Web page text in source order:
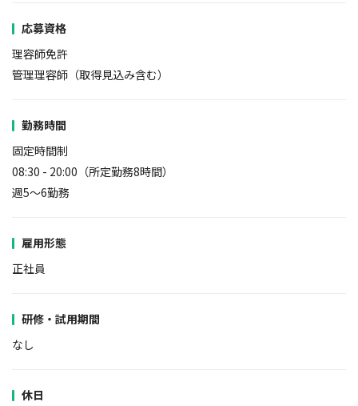
応募資格
理容師免許
管理理容師（取得見込み含む）
勤務時間
固定時間制
08:30 - 20:00（所定勤務8時間）
週5～6勤務
雇用形態
正社員
研修・試用期間
なし
休日